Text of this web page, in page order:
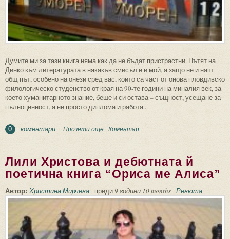
Думите ми за тази книга няма как да не бъдат пристрастни. Пътят на
Динко към литературата в някакъв смисъл е и мой, а защо не и наш
общ път, особено на онези сред вас, които са част от онова пловдивско
филологическо студенство от края на 90-те години на миналия век, за
което хуманитарното знание, беше и си остава – същност, усещане за
пълноценност, а не просто диплома и работа...
0 коментари Прочети още about Динко Динков и сборника разкази
Коментар
Лили Христова и дебютната й
поетична книга “Ориса ме Алиса”
Автор: Христина Мирчева преди9 години 10 months Ревюта